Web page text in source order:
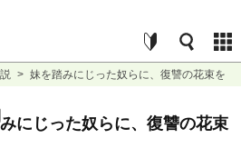
> 妹を踏みにじった奴らに、復讐の花束を
にじった奴らに、復讐の花束